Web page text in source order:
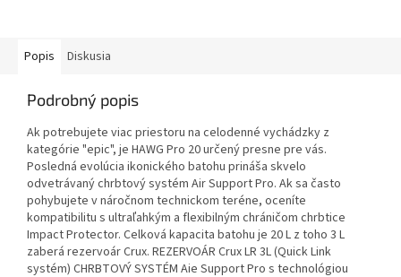
Popis Diskusia
Podrobný popis
Ak potrebujete viac priestoru na celodenné vychádzky z
kategórie "epic", je HAWG Pro 20 určený presne pre vás.
Posledná evolúcia ikonického batohu prináša skvelo
odvetrávaný chrbtový systém Air Support Pro. Ak sa často
pohybujete v náročnom technickom teréne, oceníte
kompatibilitu s ultraľahkým a flexibilným chráničom chrbtice
Impact Protector. Celková kapacita batohu je 20 L z toho 3 L
zaberá rezervoár Crux. REZERVOÁR Crux LR 3L (Quick Link
systém) CHRBTOVÝ SYSTÉM Aie Support Pro s technológiou